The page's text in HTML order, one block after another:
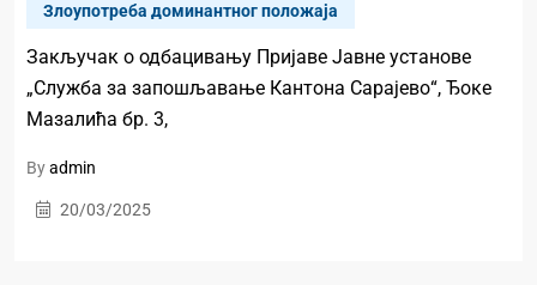
Злоупотреба доминантног положаја
Закључак о одбацивању Пријаве Јавне установе
„Служба за запошљавање Кантона Сарајево“, Ђоке
Мазалића бр. 3,
Byadmin
20/03/2025